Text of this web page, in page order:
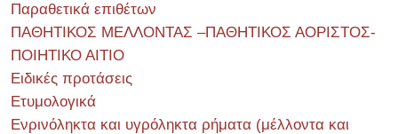
Παραθετικά επιθέτων
ΠΑΘΗΤΙΚΟΣ ΜΕΛΛΟΝΤΑΣ –ΠΑΘΗΤΙΚΟΣ ΑΟΡΙΣΤΟΣ-
ΠΟΙΗΤΙΚΟ ΑΙΤΙΟ
Ειδικές προτάσεις
Ετυμολογικά
Ενρινόληκτα και υγρόληκτα ρήματα (μέλλοντα και